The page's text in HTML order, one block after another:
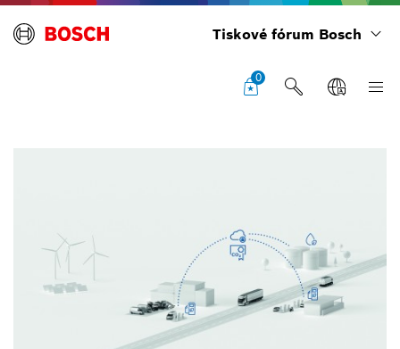
Tiskové fórum Bosch
0